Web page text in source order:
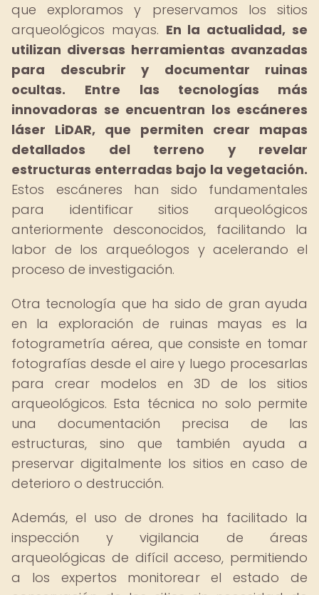
que exploramos y preservamos los sitios
arqueológicos mayas. En la actualidad, se
utilizan diversas herramientas avanzadas
para descubrir y documentar ruinas
ocultas.
Entre las tecnologías más
innovadoras se encuentran los escáneres
láser LiDAR, que permiten crear mapas
detallados del terreno y revelar
estructuras enterradas bajo la vegetación.
Estos escáneres han sido fundamentales
para identificar sitios arqueológicos
anteriormente desconocidos, facilitando la
labor de los arqueólogos y acelerando el
proceso de investigación.
Otra tecnología que ha sido de gran ayuda
en la exploración de ruinas mayas es la
fotogrametría aérea, que consiste en tomar
fotografías desde el aire y luego procesarlas
para crear modelos en 3D de los sitios
arqueológicos. Esta técnica no solo permite
una documentación precisa de las
estructuras, sino que también ayuda a
preservar digitalmente los sitios en caso de
deterioro o destrucción.
Además, el uso de drones ha facilitado la
inspección y vigilancia de áreas
arqueológicas de difícil acceso, permitiendo
a los expertos monitorear el estado de